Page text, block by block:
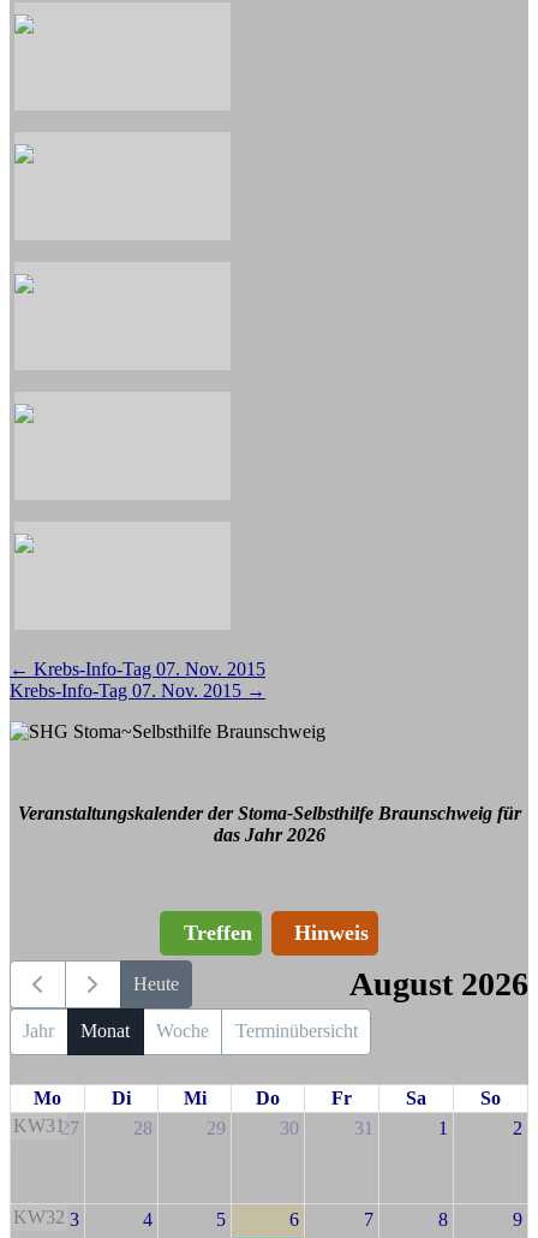
Beitragsnavigation
← Krebs-Info-Tag 07. Nov. 2015
Krebs-Info-Tag 07. Nov. 2015 →
Veranstaltungskalender der Stoma-Selbsthilfe Braunschweig für
das Jahr 2026
Treffen Hinweis
Heute August 2026
Jahr Monat Woche Terminübersicht
Mo Di Mi Do Fr Sa
So
KW3127 28 29 30 31 1 2
KW32 3 4 5 6 7 8 9